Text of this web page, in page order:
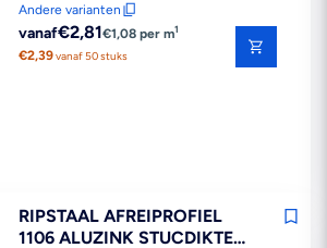
Andere varianten
Reguliere
prijs
vanaf€2,81€1,08 per m1
€2,39vanaf 50 stuks
RIPSTAAL AFREIPROFIEL
1106 ALUZINK STUCDIKTE